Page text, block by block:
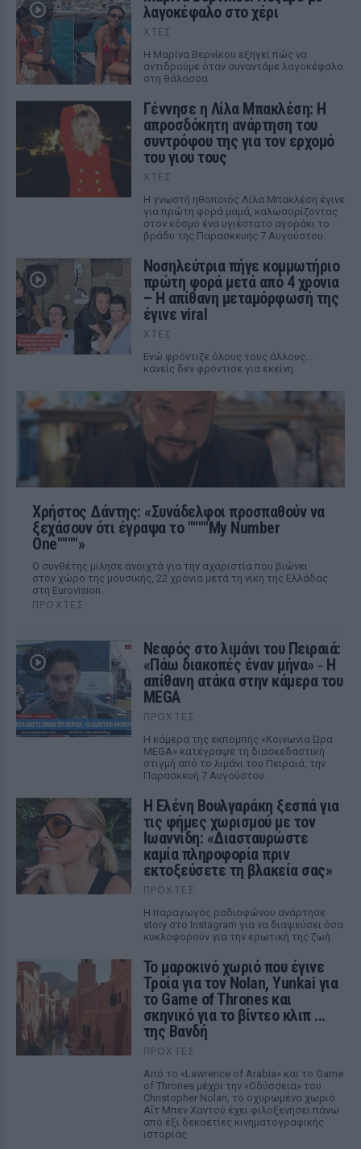
λαγοκέφαλο στο χέρι
ΧΤΕΣ
Η Μαρίνα Βερνίκου εξηγεί πώς να
αντιδρούμε όταν συναντάμε λαγοκέφαλο
στη θάλασσα
Γέννησε η Λίλα Μπακλέση: Η
απροσδόκητη ανάρτηση του
συντρόφου της για τον ερχομό
του γιου τους
ΧΤΕΣ
Η γνωστή ηθοποιός Λίλα Μπακλέση έγινε
για πρώτη φορά μαμά, καλωσορίζοντας
στον κόσμο ένα υγιέστατο αγοράκι το
βράδυ της Παρασκευής 7 Αυγούστου.
Νοσηλεύτρια πήγε κομμωτήριο
πρώτη φορά μετά από 4 χρόνια
– Η απίθανη μεταμόρφωσή της
έγινε viral
ΧΤΕΣ
Ενώ φρόντιζε όλους τους άλλους...
κανείς δεν φρόντισε για εκείνη
Χρήστος Δάντης: «Συνάδελφοι προσπαθούν να
ξεχάσουν ότι έγραψα το """"My Number
One""""»
Ο συνθέτης μίλησε ανοιχτά για την αχαριστία που βιώνει
στον χώρο της μουσικής, 22 χρόνια μετά τη νίκη της Ελλάδας
στη Eurovision.
ΠΡΟΧΤΈΣ
Νεαρός στο λιμάνι του Πειραιά:
«Πάω διακοπές έναν μήνα» ‑ Η
απίθανη ατάκα στην κάμερα του
MEGA
ΠΡΟΧΤΈΣ
Η κάμερα της εκπομπής «Κοινωνία Ώρα
MEGA» κατέγραψε τη διασκεδαστική
στιγμή από το λιμάνι του Πειραιά, την
Παρασκευή 7 Αυγούστου.
Η Ελένη Βουλγαράκη ξεσπά για
τις φήμες χωρισμού με τον
Ιωαννίδη: «Διασταυρώστε
καμία πληροφορία πριν
εκτοξεύσετε τη βλακεία σας»
ΠΡΟΧΤΈΣ
Η παραγωγός ραδιοφώνου ανάρτησε
story στο Instagram για να διαψεύσει όσα
κυκλοφορούν για την ερωτική της ζωή
Το μαροκινό χωριό που έγινε
Τροία για τον Nolan, Yunkai για
το Game of Thrones και
σκηνικό για το βίντεο κλιπ ...
της Βανδή
ΠΡΟΧΤΈΣ
Από το «Lawrence of Arabia» και το Game
of Thrones μέχρι την «Οδύσσεια» του
Christopher Nolan, το οχυρωμένο χωριό
Αΐτ Μπεν Χαντού έχει φιλοξενήσει πάνω
από έξι δεκαετίες κινηματογραφικής
ιστορίας